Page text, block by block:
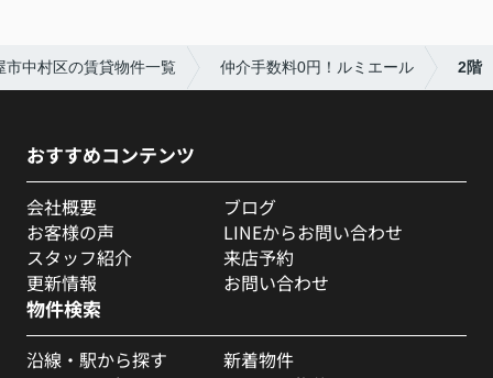
市中村区の賃貸物件一覧 仲介手数料0円！ルミエール 2階
おすすめコンテンツ
会社概要
お客様の声
スタッフ紹介
更新情報
ブログ
LINEからお問い合わせ
来店予約
お問い合わせ
物件検索
沿線・駅から探す
新着物件